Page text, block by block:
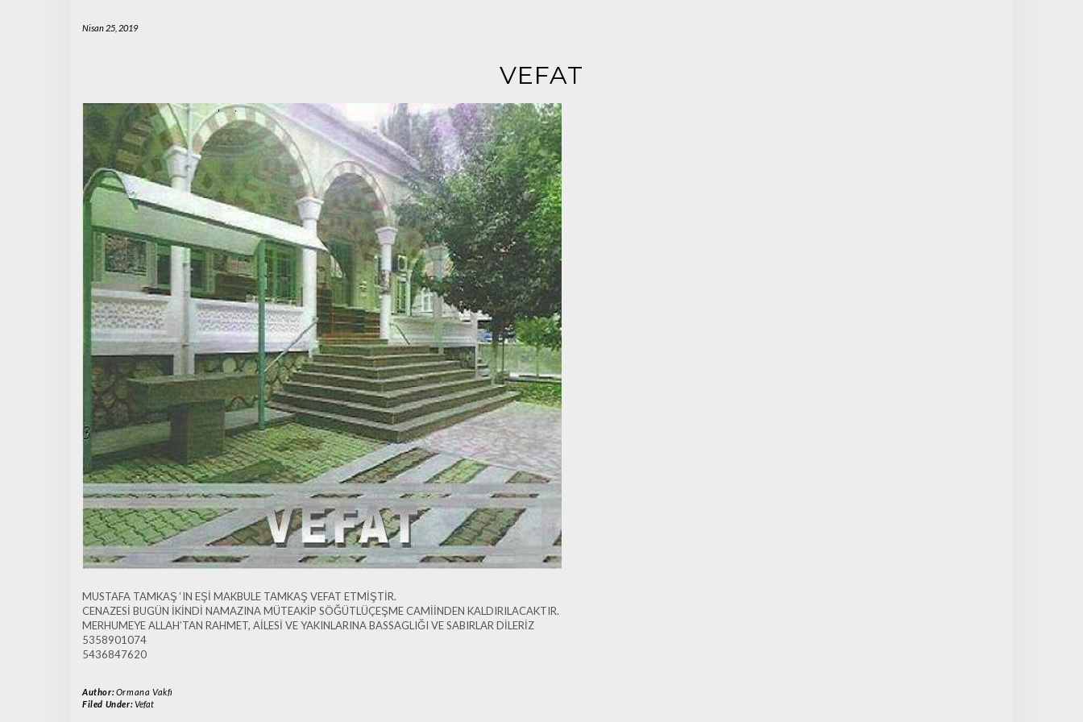
Nisan 25, 2019
VEFAT
MUSTAFA TAMKAŞ ‘IN EŞİ MAKBULE TAMKAŞ VEFAT ETMİŞTİR.
CENAZESİ BUGÜN İKİNDİ NAMAZINA MÜTEAKİP SÖĞÜTLÜÇEŞME CAMİİNDEN KALDIRILACAKTIR.
MERHUMEYE ALLAH’TAN RAHMET, AİLESİ VE YAKINLARINA BASSAGLIĞI VE SABIRLAR DİLERİZ
5358901074
5436847620
Author:Ormana Vakfı
Filed Under:Vefat